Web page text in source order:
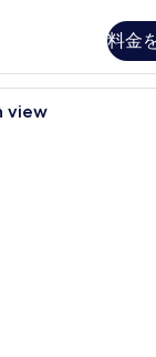
料金
高級寝具、セーフティ
view